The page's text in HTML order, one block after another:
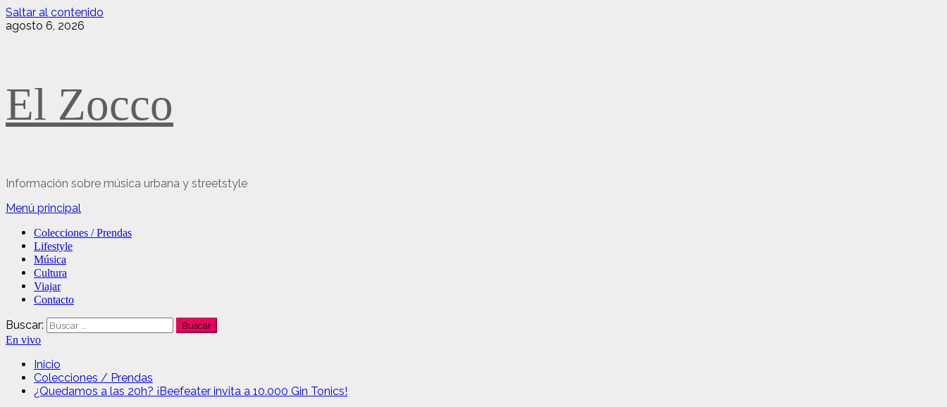
Saltar al contenido
agosto 6, 2026
El Zocco
Información sobre música urbana y streetstyle
Menú principal
Colecciones / Prendas
Lifestyle
Música
Cultura
Viajar
Contacto
Buscar:
En vivo
Inicio
Colecciones / Prendas
¿Quedamos a las 20h? ¡Beefeater invita a 10.000 Gin Tonics!